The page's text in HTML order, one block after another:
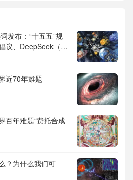
发布：“十五五”规
议、DeepSeek（深
、票根经济、育
近70年难题
百年难题“费托合成
？为什么我们可